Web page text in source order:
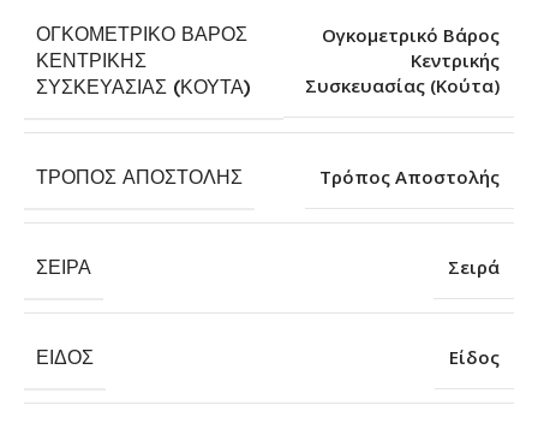
ΟΓΚΟΜΕΤΡΙΚΌ ΒΆΡΟΣ
ΚΕΝΤΡΙΚΉΣ
ΣΥΣΚΕΥΑΣΊΑΣ (ΚΟΎΤΑ)
Ογκομετρικό Βάρος
Κεντρικής
Συσκευασίας (Κούτα)
ΤΡΌΠΟΣ ΑΠΟΣΤΟΛΉΣ Τρόπος Αποστολής
ΣΕΙΡΆ Σειρά
ΕΊΔΟΣ Είδος